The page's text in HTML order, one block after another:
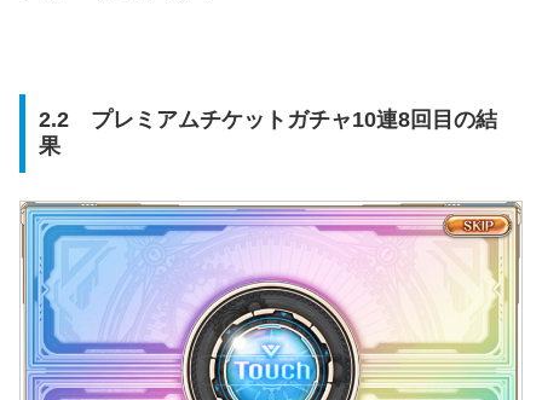
2.2 プレミアムチケットガチャ10連8回目の結
果